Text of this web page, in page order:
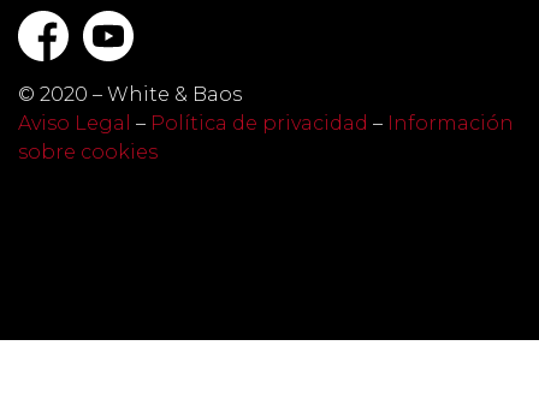
© 2020 – White & Baos
Aviso Legal – Política de privacidad – Información
sobre cookies